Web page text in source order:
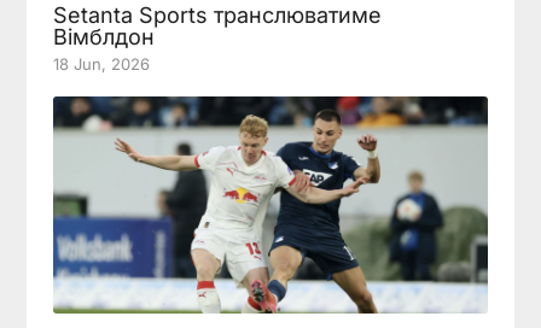
Setanta Sports транслюватиме
Вімблдон
18 Jun, 2026